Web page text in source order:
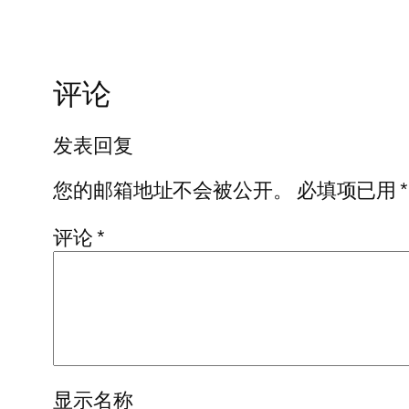
评论
发表回复
您的邮箱地址不会被公开。
必填项已用*
评论*
显示名称